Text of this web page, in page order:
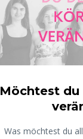
Möchtest du
Was möchtest du